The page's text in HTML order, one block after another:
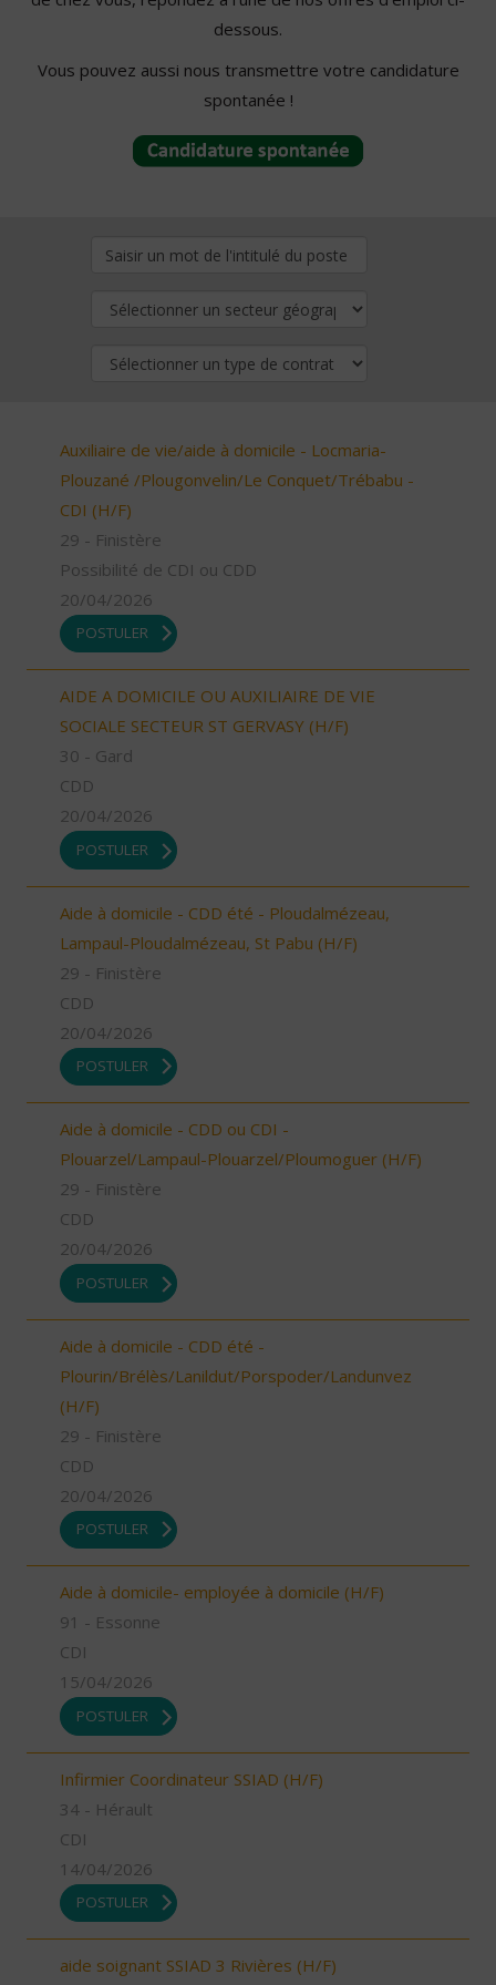
dessous.
Vous pouvez aussi nous transmettre votre candidature
spontanée !
Auxiliaire de vie/aide à domicile - Locmaria-
Plouzané /Plougonvelin/Le Conquet/Trébabu -
CDI (H/F)
29 - Finistère
Possibilité de CDI ou CDD
20/04/2026
POSTULER
AIDE A DOMICILE OU AUXILIAIRE DE VIE
SOCIALE SECTEUR ST GERVASY (H/F)
30 - Gard
CDD
20/04/2026
POSTULER
Aide à domicile - CDD été - Ploudalmézeau,
Lampaul-Ploudalmézeau, St Pabu (H/F)
29 - Finistère
CDD
20/04/2026
POSTULER
Aide à domicile - CDD ou CDI -
Plouarzel/Lampaul-Plouarzel/Ploumoguer (H/F)
29 - Finistère
CDD
20/04/2026
POSTULER
Aide à domicile - CDD été -
Plourin/Brélès/Lanildut/Porspoder/Landunvez
(H/F)
29 - Finistère
CDD
20/04/2026
POSTULER
Aide à domicile- employée à domicile (H/F)
91 - Essonne
CDI
15/04/2026
POSTULER
Infirmier Coordinateur SSIAD (H/F)
34 - Hérault
CDI
14/04/2026
POSTULER
aide soignant SSIAD 3 Rivières (H/F)